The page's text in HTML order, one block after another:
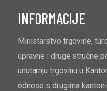
INFORMACIJE
Ministarstvo trgovine,
upravne i druge stručne
unutarnju trgovinu u
odnose s drugima